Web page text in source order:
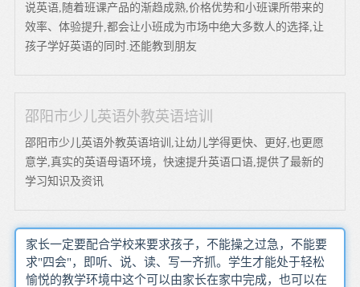
说英语,随着班课产品的渐趋成熟,价格优势和小班课所带来的
效率、体验提升,都会让小班成为市场中绝大多数人的选择,让
孩子学好英语的同时.还能教到朋友
邵阳市少儿英语外教英语培训
邵阳市少儿英语外教英语培训,让幼儿学得更快、更好,也更愿
意学,真实的英语母语环境，快速提升英语口语,提供了最新的
学习知识及资讯
家长一定要配合学校来要求孩子，不能操之过急，不能要
求"四会"，即听、说、读、写一齐抓。学生才能处于轻松
愉悦的教学环境中这个可以由家长在家中完成，也可以在